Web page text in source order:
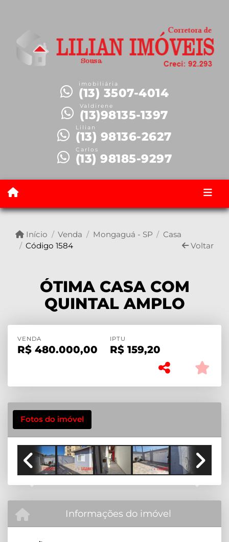
imobiliária
(13) 3507-4014
Valdirene
(13)98135-1397
Lilian
(13) 98136-2627
Carlos
(13) 98185-9297
Início Venda Mongaguá - SP
Casa
Código 1584
Voltar
ÓTIMA CASA COM
QUINTAL AMPLO
VENDA
R$ 480.000,00
IPTU
R$ 159,20
Fotos do imóvel
Informações do imóvel